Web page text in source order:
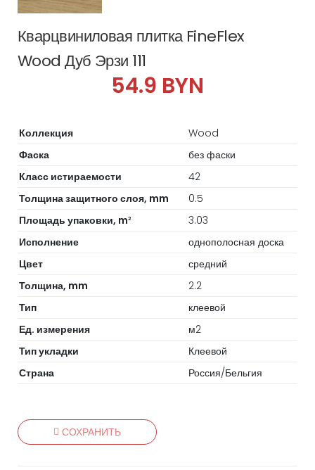
Кварцвиниловая плитка FineFlex
Wood Дуб Эрзи 111
54.9 BYN
Коллекция
Wood
Фаска
без фаски
Класс истираемости
42
Толщина защитного слоя, mm
0.5
Площадь упаковки, m2
3.03
Исполнение
однополосная доска
Цвет
средний
Толщина, mm
2.2
Тип
клеевой
Ед. измерения
м2
Тип укладки
Клеевой
Страна
Россия/Бельгия
СОХРАНИТЬ